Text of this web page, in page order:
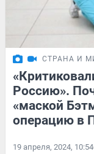
СТРАНА И
Россию».
«маской
операцию в
19 апреля, 2024, 10:54